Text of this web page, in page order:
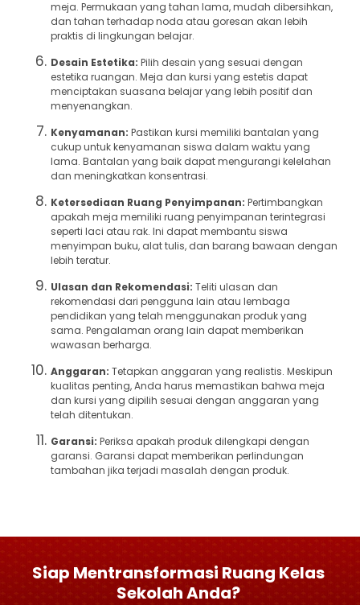
meja. Permukaan yang tahan lama, mudah dibersihkan,
dan tahan terhadap noda atau goresan akan lebih
praktis di lingkungan belajar.
Desain Estetika: Pilih desain yang sesuai dengan
estetika ruangan. Meja dan kursi yang estetis dapat
menciptakan suasana belajar yang lebih positif dan
menyenangkan.
Kenyamanan: Pastikan kursi memiliki bantalan yang
cukup untuk kenyamanan siswa dalam waktu yang
lama. Bantalan yang baik dapat mengurangi kelelahan
dan meningkatkan konsentrasi.
Ketersediaan Ruang Penyimpanan: Pertimbangkan
apakah meja memiliki ruang penyimpanan terintegrasi
seperti laci atau rak. Ini dapat membantu siswa
menyimpan buku, alat tulis, dan barang bawaan dengan
lebih teratur.
Ulasan dan Rekomendasi: Teliti ulasan dan
rekomendasi dari pengguna lain atau lembaga
pendidikan yang telah menggunakan produk yang
sama. Pengalaman orang lain dapat memberikan
wawasan berharga.
Anggaran: Tetapkan anggaran yang realistis. Meskipun
kualitas penting, Anda harus memastikan bahwa meja
dan kursi yang dipilih sesuai dengan anggaran yang
telah ditentukan.
Garansi: Periksa apakah produk dilengkapi dengan
garansi. Garansi dapat memberikan perlindungan
tambahan jika terjadi masalah dengan produk.
Siap Mentransformasi Ruang Kelas
Sekolah Anda?